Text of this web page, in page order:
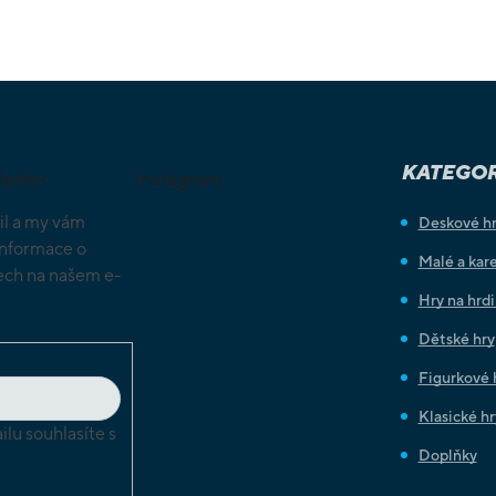
a my vám
o
na našem e-
souhlasíte s
Instagram
Deskové
Malé a
Hry na
Dětské hry
Figurkové
Klasické
Doplňky